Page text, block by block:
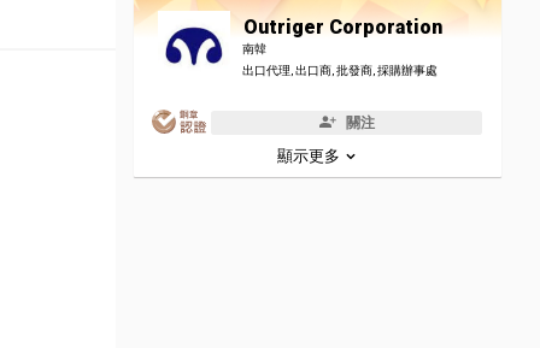
Outriger Corporation
南韓
出口代理, 出口商, 批發商, 採購辦事處
關注
顯示更多